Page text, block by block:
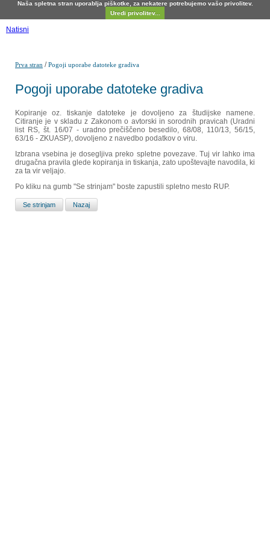
Naša spletna stran uporablja piškotke, za nekatere potrebujemo vašo privolitev.
Uredi privolitev...
Natisni
Prva stran /Pogoji uporabe datoteke gradiva
Pogoji uporabe datoteke gradiva
Kopiranje oz. tiskanje datoteke je dovoljeno za študijske namene.
Citiranje je v skladu z Zakonom o avtorski in sorodnih pravicah (Uradni
list RS, št. 16/07 - uradno prečiščeno besedilo, 68/08, 110/13, 56/15,
63/16 - ZKUASP), dovoljeno z navedbo podatkov o viru.
Izbrana vsebina je dosegljiva preko spletne povezave. Tuj vir lahko ima
drugačna pravila glede kopiranja in tiskanja, zato upoštevajte navodila, ki
za ta vir veljajo.
Po kliku na gumb "Se strinjam" boste zapustili spletno mesto RUP.